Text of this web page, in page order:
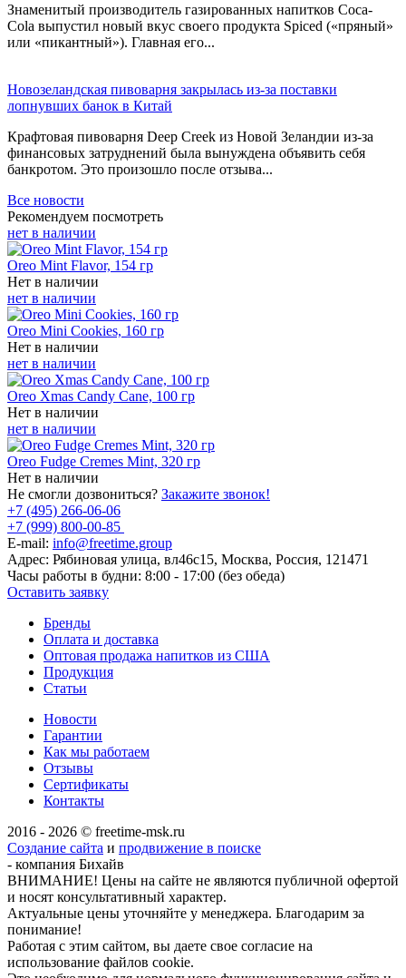
Знаменитый производитель газированных напитков Coca-
Cola выпустил новый вкус своего продукта Spiced («пряный»
или «пикантный»). Главная его...
Новозеландская пивоварня закрылась из-за поставки
лопнувших банок в Китай
Крафтовая пивоварня Deep Creek из Новой Зеландии из-за
финансовых затруднений была вынуждена объявить себя
банкротом. Это произошло после отзыва...
Все новости
Рекомендуем посмотреть
нет в наличии
Oreo Mint Flavor, 154 гр
Нет в наличии
нет в наличии
Oreo Mini Cookies, 160 гр
Нет в наличии
нет в наличии
Oreo Xmas Candy Cane, 100 гр
Нет в наличии
нет в наличии
Oreo Fudge Cremes Mint, 320 гр
Нет в наличии
Не смогли дозвониться? Закажите звонок!
+7 (495) 266-06-06
+7 (999) 800-00-85
E-mail: info@freetime.group
Адрес: Рябиновая улица, вл46с15, Москва, Россия, 121471
Часы работы в будни: 8:00 - 17:00 (без обеда)
Оставить заявку
Бренды
Оплата и доставка
Оптовая продажа напитков из США
Продукция
Статьи
Новости
Гарантии
Как мы работаем
Отзывы
Сертификаты
Контакты
2016 - 2026 © freetime-msk.ru
Создание сайта и продвижение в поиске
- компания Бихайв
ВНИМАНИЕ! Цены на сайте не являются публичной офертой
и носят консультативный характер.
Актуальные цены уточняйте у менеджера. Благодарим за
понимание!
Работая с этим сайтом, вы даете свое согласие на
использование файлов cookie.